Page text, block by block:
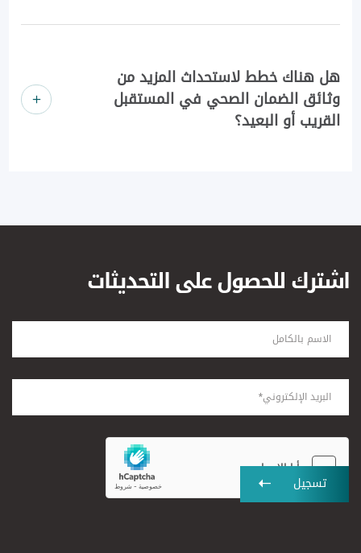
هل هناك خطط لاستحداث المزيد من
وثائق الضمان الصحي في المستقبل
القريب أو البعيد؟
اشترك للحصول على التحديثات
تسجيل